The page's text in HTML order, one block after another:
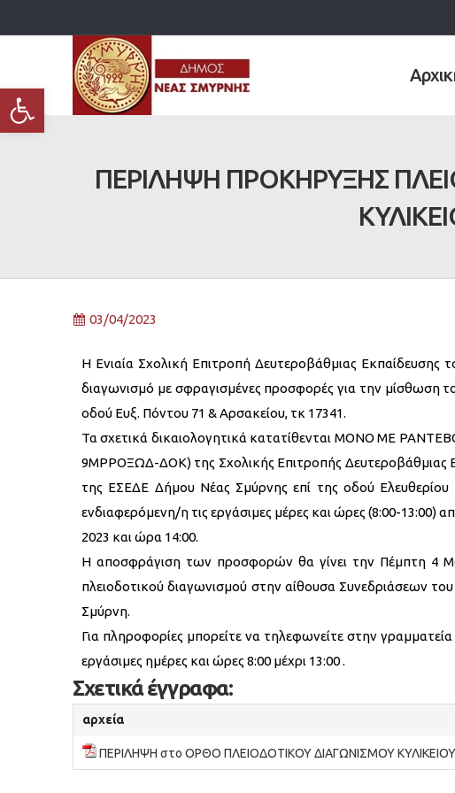
Ανοίξτε τη γραμμή εργαλείων
ΠΕΡΙΛΗΨΗ ΠΡΟΚΗΡΥΞΗΣ
03/04/2023
Η Ενιαία Σχολική Επιτροπή Δευτεροβάθμιας
διαγωνισμό με σφραγισμένες προσφορές για την μίσθωση
οδού Ευξ. Πόντου 71 & Αρσακείου, τκ 17341.
Τα σχετικά δικαιολογητικά κατατίθενται ΜΟΝΟ ΜΕ
9ΜΡΡΟΞΩΔ-ΔΟΚ) της Σχολικής Επιτροπής Δευτεροβάθμιας
της ΕΣΕΔΕ Δήμου Νέας Σμύρνης επί της οδού
ενδιαφερόμενη/η τις εργάσιμες μέρες και ώρες (8:00-13:00)
2023 και ώρα 14:00.
Η αποσφράγιση των προσφορών θα γίνει την Πέμπτη 4
πλειοδοτικού διαγωνισμού στην αίθουσα Συνεδριάσεων
Σμύρνη.
Για πληροφορίες μπορείτε να τηλεφωνείτε στην
εργάσιμες ημέρες και ώρες 8:00 μέχρι 13:00 .
Σχετικά έγγραφα:
αρχεία
ΠΕΡΙΛΗΨΗ στο ΟΡΘΟ ΠΛΕΙΟΔΟΤΙΚΟΥ ΔΙΑΓΩΝΙΣΜΟΥ